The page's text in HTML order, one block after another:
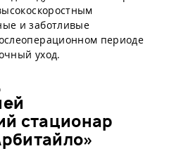
и заботливые
периоде
уход.
стационар